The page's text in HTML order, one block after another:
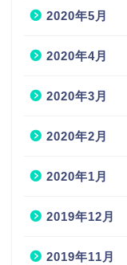
2020年5月
2020年4月
2020年3月
2020年2月
2020年1月
2019年12月
2019年11月